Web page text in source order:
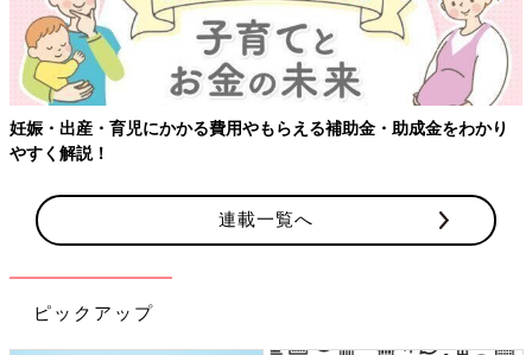
金・助成金をわかり
連載一覧へ
ピックアップ